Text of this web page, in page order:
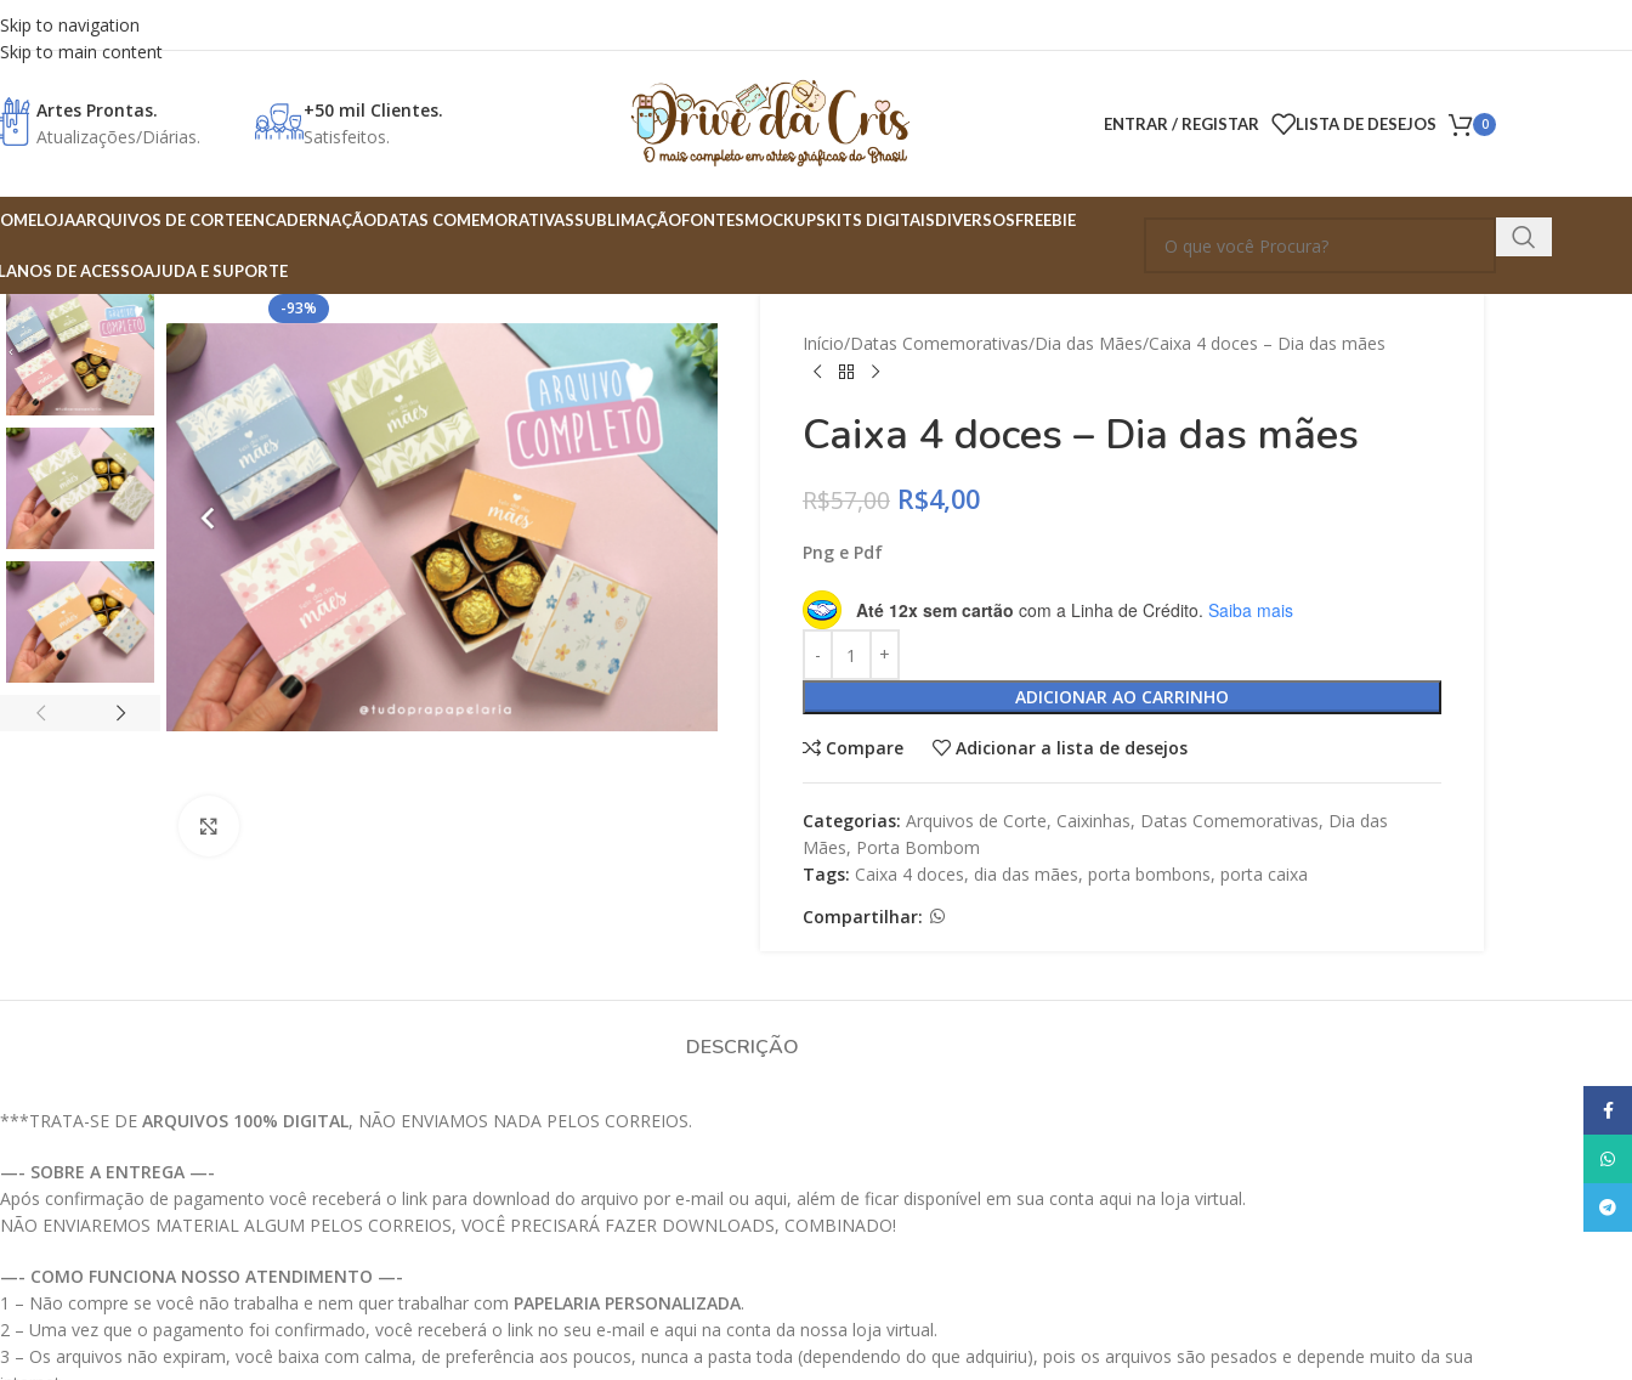
Skip to navigation
Skip to main content
Artes Prontas.
Atualizações/Diárias.
+50 mil Clientes.
Satisfeitos.
ENTRAR / REGISTAR LISTA DE DESEJOS 0
LOJAARQUIVOS DE CORTEENCADERNAÇÃODATAS COMEMORATIVASSUBLIMAÇÃOFONTESMOCKUPSKITS DIGITAISDIVERSOSFREEBIE
DE ACESSOAJUDA E SUPORTE
-93%
Início Datas Comemorativas Dia das Mães Caixa 4 doces – Dia das mães
Caixa 4 doces – Dia das mães
R$57,00 R$4,00
Png e Pdf
Até 12x sem cartão com a Linha de Crédito. Saiba mais
ADICIONAR AO CARRINHO
Compare Adicionar a lista de desejos
Categorias: Arquivos de Corte, Caixinhas, Datas Comemorativas, Dia das
Mães, Porta Bombom
Tags: Caixa 4 doces, dia das mães, porta bombons, porta caixa
Compartilhar:
DESCRIÇÃO
***TRATA-SE DE ARQUIVOS 100% DIGITAL, NÃO ENVIAMOS NADA PELOS CORREIOS.
—- SOBRE A ENTREGA —-
Após confirmação de pagamento você receberá o link para download do arquivo por e-mail ou aqui, além de ficar disponível em sua conta aqui na loja virtual.
NÃO ENVIAREMOS MATERIAL ALGUM PELOS CORREIOS, VOCÊ PRECISARÁ FAZER DOWNLOADS, COMBINADO!
—- COMO FUNCIONA NOSSO ATENDIMENTO —-
1 – Não compre se você não trabalha e nem quer trabalhar com PAPELARIA PERSONALIZADA.
2 – Uma vez que o pagamento foi confirmado, você receberá o link no seu e-mail e aqui na conta da nossa loja virtual.
3 – Os arquivos não expiram, você baixa com calma, de preferência aos poucos, nunca a pasta toda (dependendo do que adquiriu), pois os arquivos são pesados e depende muito da sua